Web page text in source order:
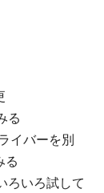
る
イバーを別
る
ろいろ試して